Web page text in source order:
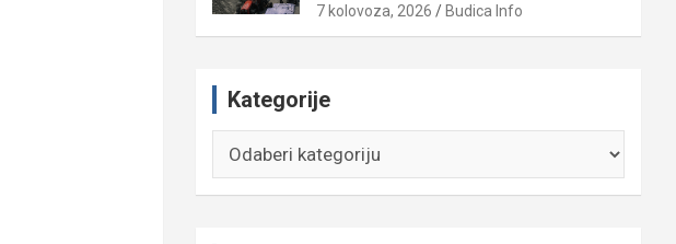
7 kolovoza, 2026 Budica Info
Kategorije